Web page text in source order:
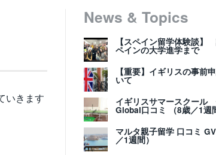
いきます
News & Topics
【スペイン留学体験談
ペインの大学進学まで
【重要】イギリスの事前
いて
イギリスサマースクール
Global口コミ （8歳／1週
マルタ親子留学 口コミ
／1週間）